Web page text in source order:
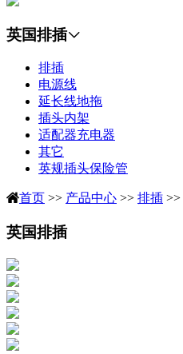
英国排插
排插
电源线
延长线地拖
插头内架
适配器充电器
其它
英规插头保险管
首页 >> 产品中心 >> 排插 >>
英国排插